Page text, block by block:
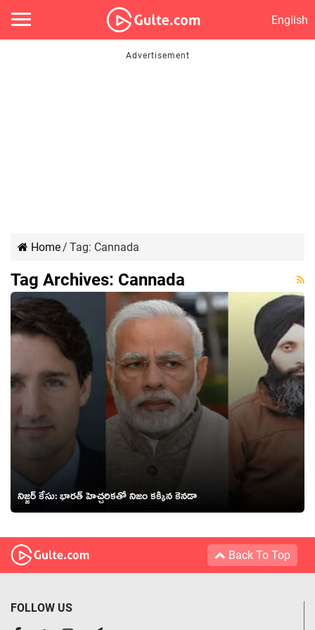
English
Home/ Tag: Cannada
Tag Archives: Cannada
నిజ్జర్ కేసు: భారత్ హెచ్చరికతో నిజం కక్కిన కెనడా
Back To Top
FOLLOW US